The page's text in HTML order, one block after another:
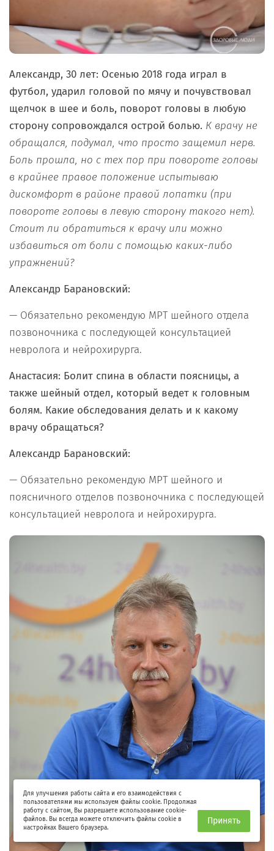
Александр, 30 лет: Осенью 2018 года играл в
футбол, ударил головой по мячу и почувствовал
щелчок в шее и боль, поворот головы в любую
сторону сопровождался острой болью. К врачу не
обращался, подумал, что просто защемил нерв.
Боль прошла, но с тех пор при повороте головы
в крайнее правое положение испытываю
дискомфорт в районе правой лопатки (при
повороте головы в левую сторону такого нет).
Стоит ли обратиться к врачу или можно
избавиться от боли с помощью каких-либо
упражнений?
Александр Барановский:
— Обязательно рекомендую МРТ шейного отдела
позвоночника с последующей консультацией
невролога и нейрохирурга.
Анастасия: Болит спина в области поясницы, а
также шейный отдел, который ведет к головным
болям. Какие обследования делать и к какому
врачу обращаться?
Александр Барановский:
— Обязательно рекомендую МРТ шейного и
поясничного отделов позвоночника с последующей
консультацией невролога и нейрохирурга.
Для улучшения работы сайта и его взаимодействия с
пользователями мы используем файлы cookie. Продолжая
работу с сайтом, Вы разрешаете использование cookie-
файлов. Вы всегда можете отключить файлы cookie в
настройках Вашего браузера.
Принять